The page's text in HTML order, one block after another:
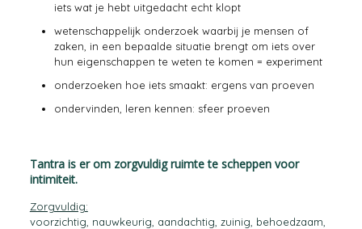
iets wat je hebt uitgedacht echt klopt
wetenschappelijk onderzoek waarbij je mensen of
zaken, in een bepaalde situatie brengt om iets over
hun eigenschappen te weten te komen = experiment
onderzoeken hoe iets smaakt: ergens van proeven
ondervinden, leren kennen: sfeer proeven
Tantra is er om zorgvuldig ruimte te scheppen voor
intimiteit.
Zorgvuldig:
voorzichtig, nauwkeurig, aandachtig, zuinig, behoedzaam,